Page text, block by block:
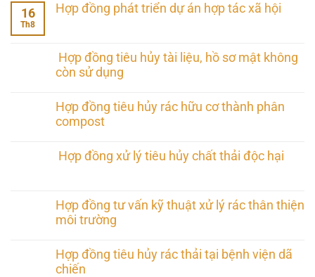
16
Th8
Hợp đồng phát triển dự án hợp tác xã hội
Hợp đồng tiêu hủy tài liệu, hồ sơ mật không
còn sử dụng
Hợp đồng tiêu hủy rác hữu cơ thành phân
compost
Hợp đồng xử lý tiêu hủy chất thải độc hại
Hợp đồng tư vấn kỹ thuật xử lý rác thân thiện
môi trường
Hợp đồng tiêu hủy rác thải tại bệnh viện dã
chiến